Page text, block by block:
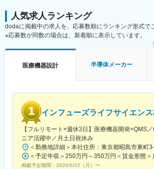
また、将来的には技術部をリードする存在と
担当いただきたく検討しております。
変更の範囲：本文参照
計が必要であることから市場が成熟している
の中でも当社は他競合メーカー様が販売して
領域（危険度の高い分野での防災製品など）
■配属部署：開発本部 製品開発部
行っている部署です。現在10名ほどで構成
与できる面白さがあります。
■働き方：
・残業：月20～30時間程度（全社的に残業
・通勤：マイカー通勤可能。朝夕での送迎車
（八王子市内・府中・国分寺・橋本など、多
ら通ってます）
人気求人ランキング
dodaに掲載中の求人を、応募数順にランキング形式で
※応募数が同数の場合は、新着順に表示しています。
医療機器設計 半導体メーカー
インフューズライフサイエン
【フルリモート×週休3日】医療機器開発×QMS
ニア活躍中／月土日祝休み
掲載予定期間： 2026/6/22（月） 〜